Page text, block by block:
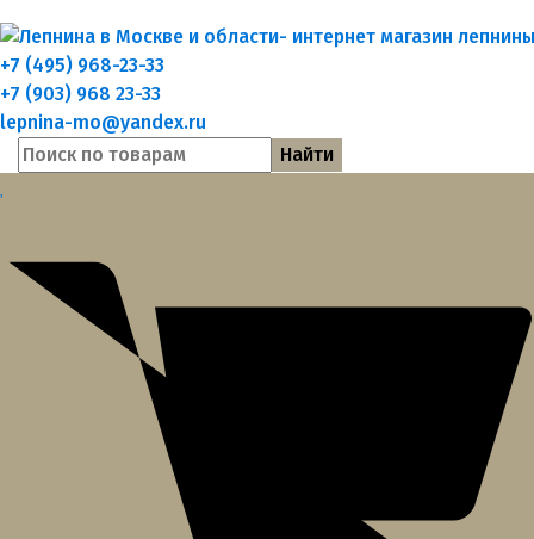
+7 (495) 968-23-33
+7 (903) 968 23-33
lepnina-mo@yandex.ru
Найти